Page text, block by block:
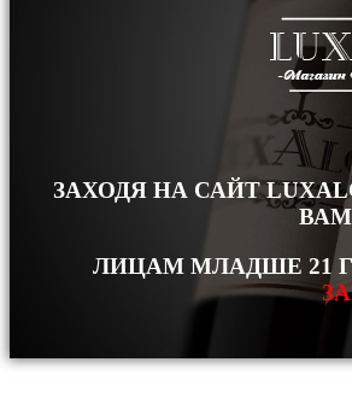
ЗАХОДЯ НА САЙТ
ЛИЦАМ МЛАДШЕ 21